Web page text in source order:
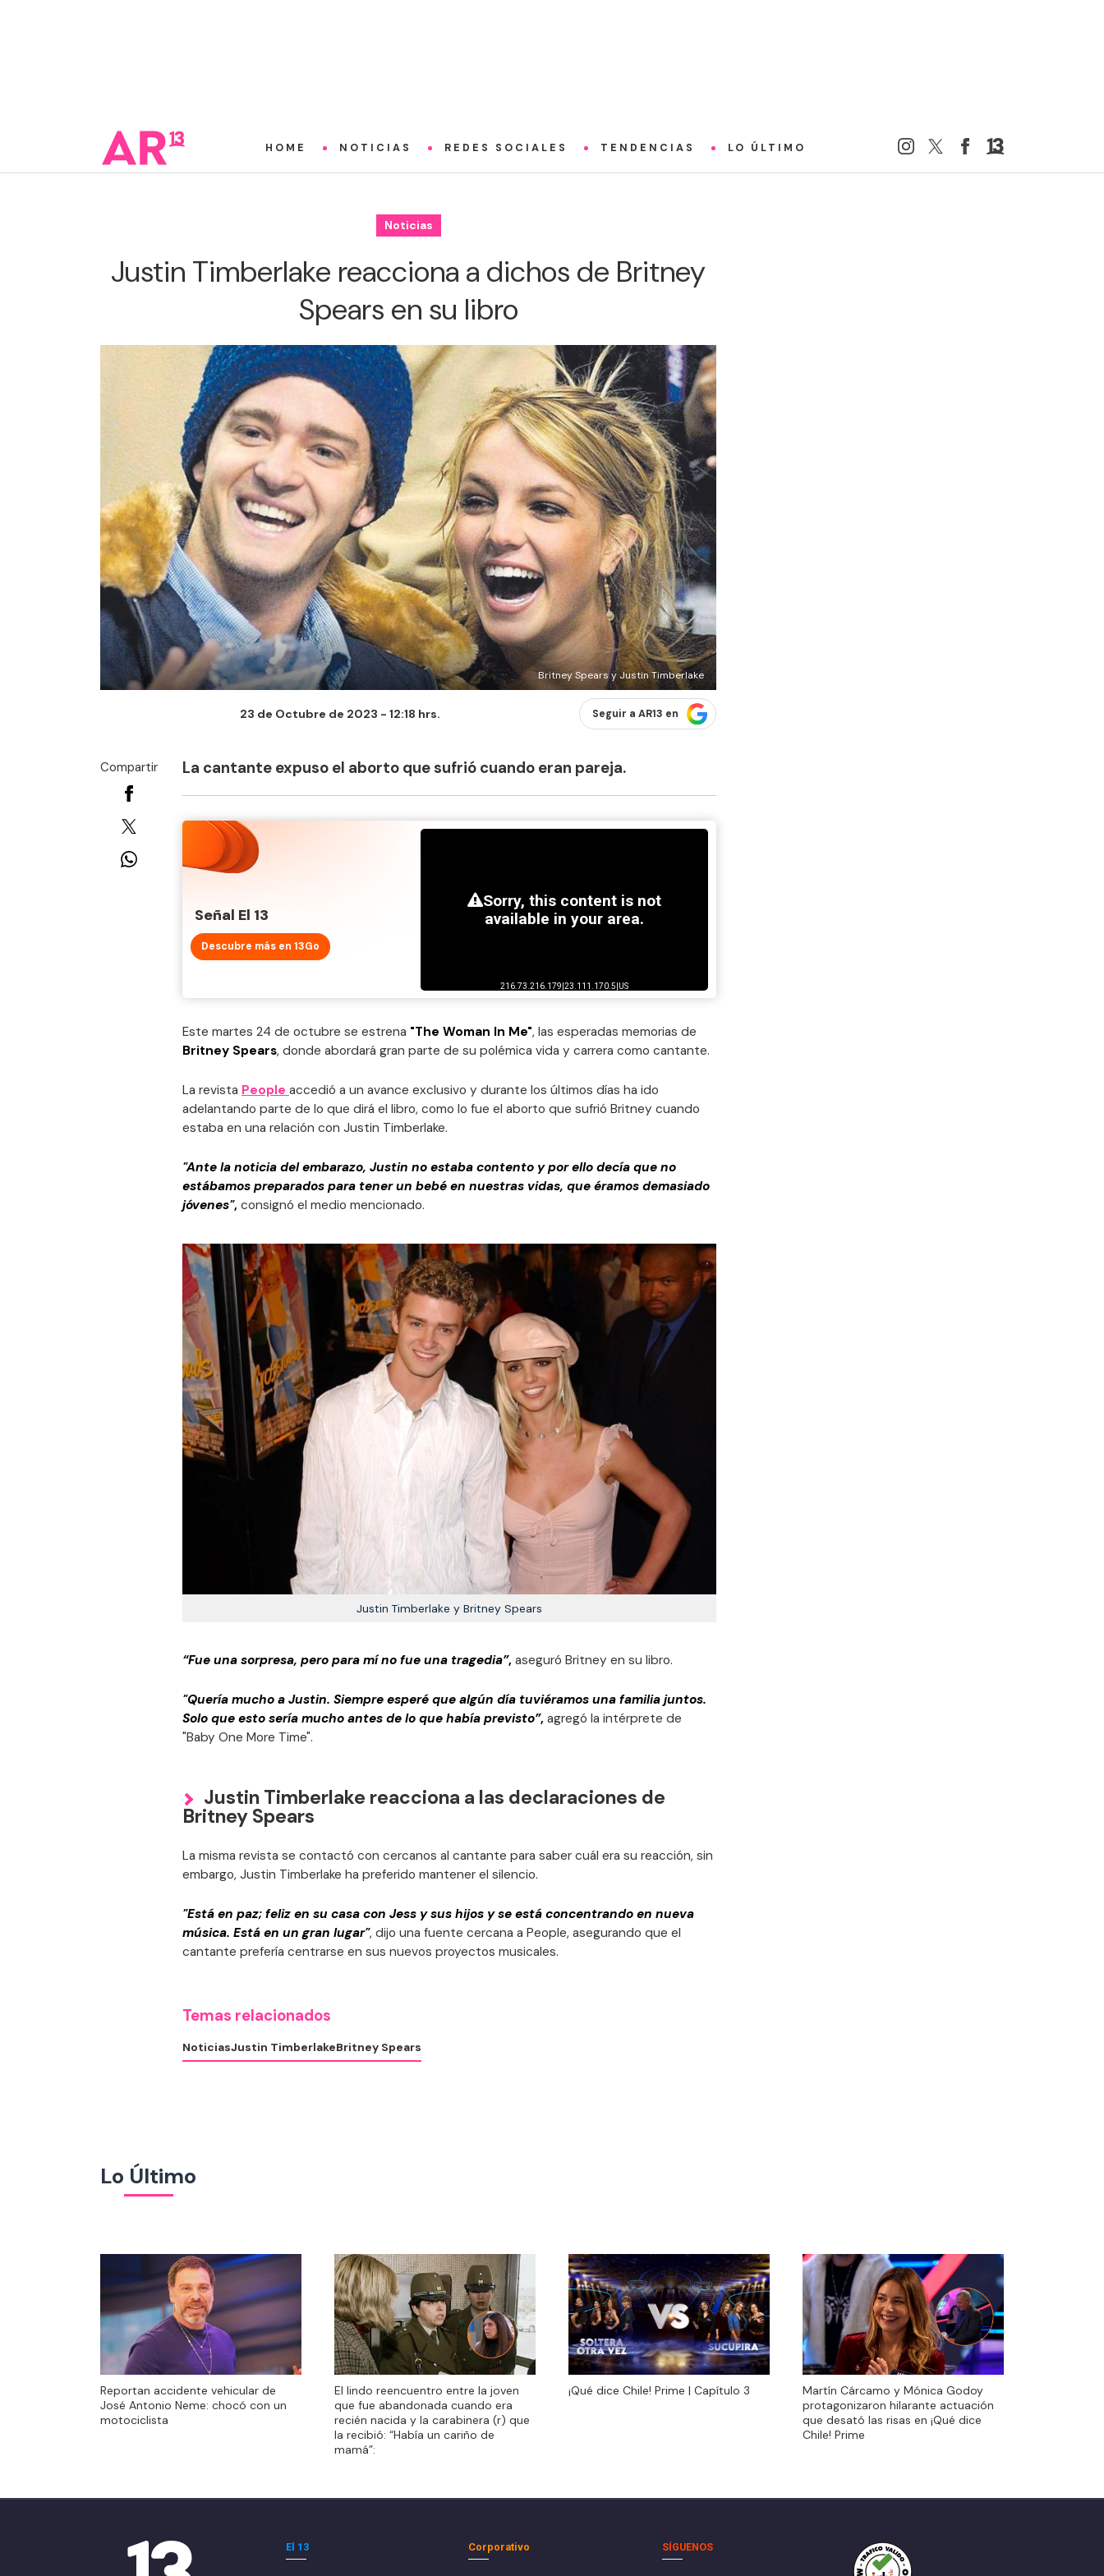
HOME NOTICIAS REDES SOCIALES TENDENCIAS LO ÚLTIMO
Noticias
Justin Timberlake reacciona a dichos de Britney
Spears en su libro
Britney Spears y Justin Timberlake
23 de Octubre de 2023 - 12:18 hrs. Seguir a AR13 en
Compartir La cantante expuso el aborto que sufrió cuando eran pareja.
Señal El 13
Descubre más en 13Go
Este martes 24 de octubre se estrena "The Woman In Me", las esperadas memorias de
Britney Spears, donde abordará gran parte de su polémica vida y carrera como cantante.
La revista People accedió a un avance exclusivo y durante los últimos días ha ido
adelantando parte de lo que dirá el libro, como lo fue el aborto que sufrió Britney cuando
estaba en una relación con Justin Timberlake.
"Ante la noticia del embarazo, Justin no estaba contento y por ello decía que no
estábamos preparados para tener un bebé en nuestras vidas, que éramos demasiado
jóvenes", consignó el medio mencionado.
Justin Timberlake y Britney Spears
“Fue una sorpresa, pero para mí no fue una tragedia”, aseguró Britney en su libro.
"Quería mucho a Justin. Siempre esperé que algún día tuviéramos una familia juntos.
Solo que esto sería mucho antes de lo que había previsto”, agregó la intérprete de
"Baby One More Time".
Justin Timberlake reacciona a las declaraciones de
Britney Spears
La misma revista se contactó con cercanos al cantante para saber cuál era su reacción, sin
embargo, Justin Timberlake ha preferido mantener el silencio.
"Está en paz; feliz en su casa con Jess y sus hijos y se está concentrando en nueva
música. Está en un gran lugar", dijo una fuente cercana a People, asegurando que el
cantante prefería centrarse en sus nuevos proyectos musicales.
Temas relacionados
NoticiasJustin TimberlakeBritney Spears
Lo Último
Reportan accidente vehicular de
José Antonio Neme: chocó con un
motociclista
que fue abandonada cuando era
recién nacida y la carabinera (r) que
la recibió: “Había un cariño de
mamá”:
El lindo reencuentro entre la joven
que fue abandonada cuando era
recién nacida y la carabinera (r) que
la recibió: “Había un cariño de
mamá”:
¡Qué dice Chile! Prime | Capítulo 3
protagonizaron hilarante actuación
que desató las risas en ¡Qué dice
Chile! Prime
Martín Cárcamo y Mónica Godoy
protagonizaron hilarante actuación
que desató las risas en ¡Qué dice
Chile! Prime
El 13 Corporativo SÍGUENOS